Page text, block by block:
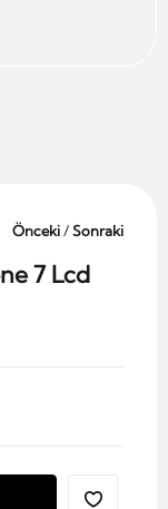
Önceki/Sonraki
7 Lcd